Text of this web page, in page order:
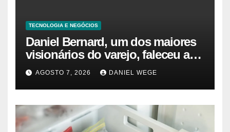
TECNOLOGIA E NEGÓCIOS
Daniel Bernard, um dos maiores
visionários do varejo, faleceu aos
80 anos – Sincovaga Notícias
AGOSTO 7, 2026 DANIEL WEGE